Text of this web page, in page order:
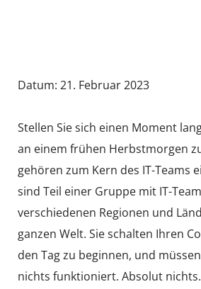
Datum: 21. Februar 2023
Stellen Sie sich einen Moment
an einem frühen Herbstmorgen
gehören zum Kern des IT-Teams
sind Teil einer Gruppe mit IT-
verschiedenen Regionen und
ganzen Welt. Sie schalten Ihren
den Tag zu beginnen, und
nichts funktioniert. Absolut